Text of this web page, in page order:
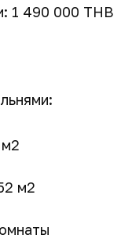
1 490 000 THB
м2